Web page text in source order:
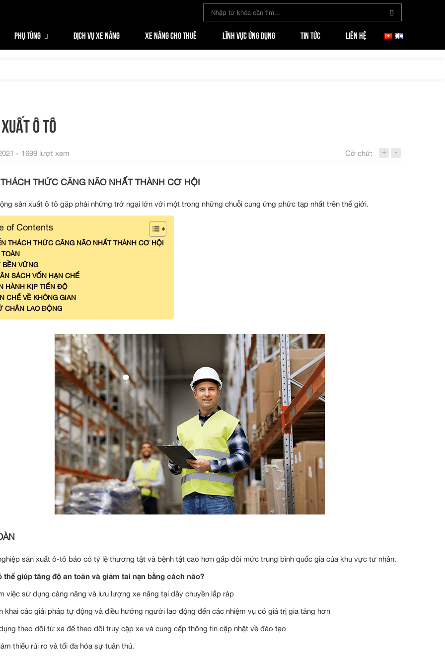
PHỤ TÙNG DỊCH VỤ XE NÂNG XE NÂNG CHO THUÊ LĨNH VỰC ỨNG DỤNG TIN TỨC LIÊN HỆ
Ô TÔ
- 1699 lượt xem Cỡ chữ: + -
THỨC CĂNG NÃO NHẤT THÀNH CƠ HỘI
sản xuất ô tô gặp phải những trở ngại lớn với một trong những chuỗi cung ứng phức tạp nhất trên thế giới.
of Contents
THÁCH THỨC CĂNG NÃO NHẤT THÀNH CƠ HỘI
BỀN VỮNG
SÁCH VỐN HẠN CHẾ
HÀNH KỊP TIẾN ĐỘ
CHẾ VỀ KHÔNG GIAN
CHÂN LAO ĐỘNG
sản xuất ô-tô báo có tỷ lệ thương tật và bệnh tật cao hơn gấp đôi mức trung bình quốc gia của khu vực tư nhân.
thể giúp tăng độ an toàn và giảm tai nạn bằng cách nào?
việc sử dụng càng nâng và lưu lượng xe nâng tại dây chuyền lắp ráp
khai các giải pháp tự động và điều hướng người lao động đến các nhiệm vụ có giá trị gia tăng hơn
theo dõi từ xa để theo dõi truy cập xe và cung cấp thông tin cập nhật về đào tạo
thiểu rủi ro và tối đa hóa sự tuân thủ.